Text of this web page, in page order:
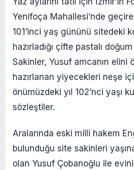
Yenifoça Mahallesi’nde
101’inci yaş gününü sitedeki
hazırladığı çifte pastalı
Sakinler, Yusuf amcanın elini
hazırlanan yiyecekleri neşe
önümüzdeki yıl 102’nci yaşı
sözleştiler.
Aralarında eski milli hakem
bulunduğu site sakinleri
olan Yusuf Çobanoğlu ile